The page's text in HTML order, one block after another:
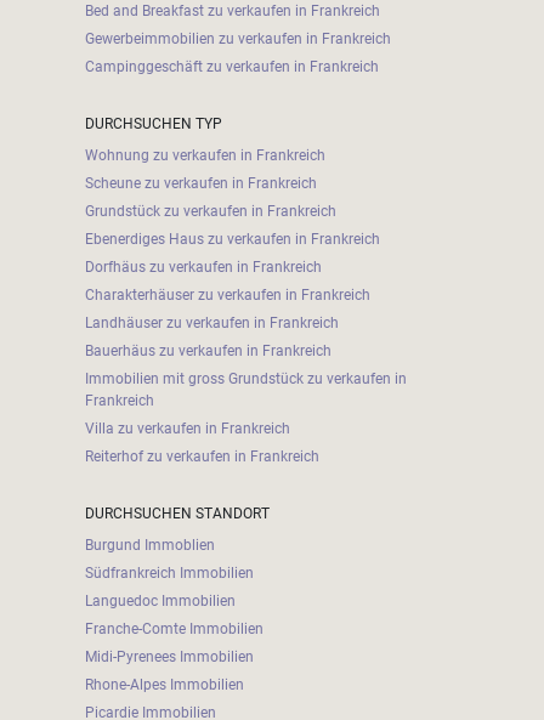
Bed and Breakfast zu verkaufen in Frankreich
Gewerbeimmobilien zu verkaufen in Frankreich
Campinggeschäft zu verkaufen in Frankreich
DURCHSUCHEN TYP
Wohnung zu verkaufen in Frankreich
Scheune zu verkaufen in Frankreich
Grundstück zu verkaufen in Frankreich
Ebenerdiges Haus zu verkaufen in Frankreich
Dorfhäus zu verkaufen in Frankreich
Charakterhäuser zu verkaufen in Frankreich
Landhäuser zu verkaufen in Frankreich
Bauerhäus zu verkaufen in Frankreich
Immobilien mit gross Grundstück zu verkaufen in
Frankreich
Villa zu verkaufen in Frankreich
Reiterhof zu verkaufen in Frankreich
DURCHSUCHEN STANDORT
Burgund Immoblien
Südfrankreich Immobilien
Languedoc Immobilien
Franche-Comte Immobilien
Midi-Pyrenees Immobilien
Rhone-Alpes Immobilien
Picardie Immobilien